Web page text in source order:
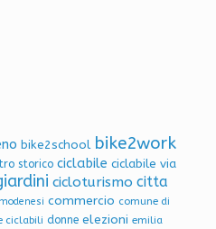
bike2school bike2work
storico ciclabile ciclabile via
cicloturismo citta
commercio comune di
ciclabili donne elezioni emilia